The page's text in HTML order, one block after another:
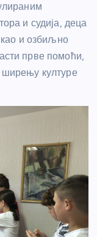
и судија, деца
као и озбиљно
прве помоћи,
културе